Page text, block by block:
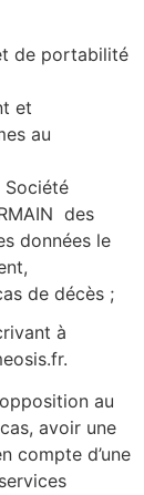
de portabilité
et
au
des
données le
de décès ;
à
.
au
avoir une
compte d’une